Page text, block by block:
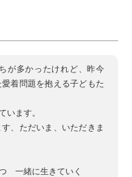
が多かったけれど、昨今
着問題を抱える子どもた
います。
、ただいま、いただきま
一緒に生きていく